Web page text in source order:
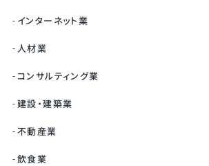
インターネット業
人材業
コンサルティング業
建設・建築業
不動産業
飲食業